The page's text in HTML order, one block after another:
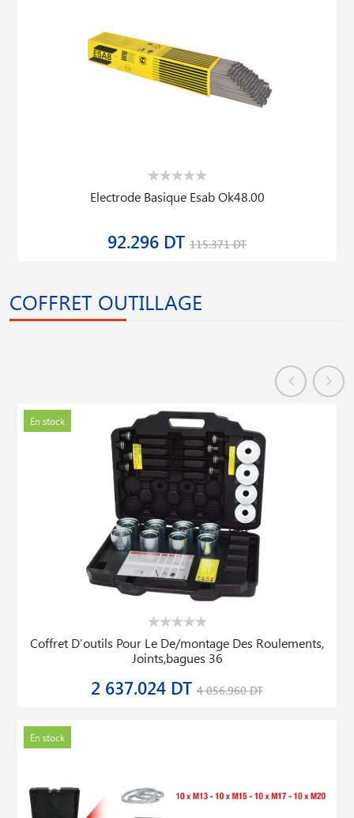
Electrode Basique Esab Ok48.00
92.296 DT 115.371 DT
COFFRET OUTILLAGE
En stock
Coffret D′outils Pour Le De/montage Des Roulements,
Joints,bagues 36
2 637.024 DT 4 056.960 DT
En stock